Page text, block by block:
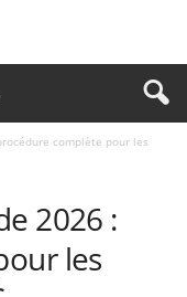
complète pour les
2026 :
les